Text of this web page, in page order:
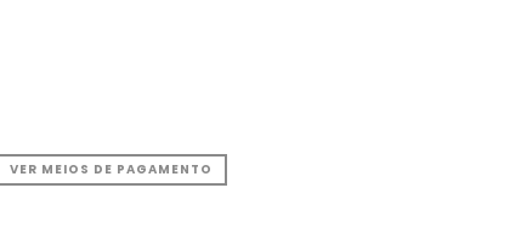
VER MEIOS DE PAGAMENTO